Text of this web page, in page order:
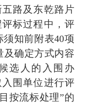
路及东乾路片
标过程中，评
知前附表40项
及确定方式内容
选人的入围办
围单位进行评
按流标处理”的